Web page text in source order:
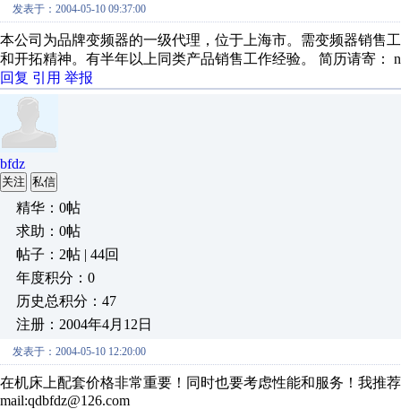
发表于：2004-05-10 09:37:00
本公司为品牌变频器的一级代理，位于上海市。需变频器销售
和开拓精神。有半年以上同类产品销售工作经验。 简历请寄：
回复 引用 举报
bfdz
关注 私信
精华：0帖
求助：0帖
帖子：2帖 | 44回
年度积分：0
历史总积分：47
注册：2004年4月12日
发表于：2004-05-10 12:20:00
在机床上配套价格非常重要！同时也要考虑性能和服务！我推
mail:qdbfdz@126.com